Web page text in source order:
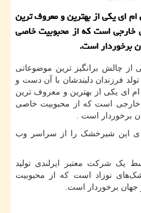
ای یكی از بهترین و معروف ترین
است كه از محبوبیت خاصی
برخوردار است.
چالش برانگیز ترین موضوعاتی
فرزندان دلبندشان با آن دست و
ای یکی از بهترین و معروف ترین
خارجی است که از محبوبیت خاصی
برخوردار است .
ی این شیرخشک را از سراسر وب
شرکت معتبر ایرلندی تولید
نوزاد است که از محبوبیت
جهان برخوردار است.